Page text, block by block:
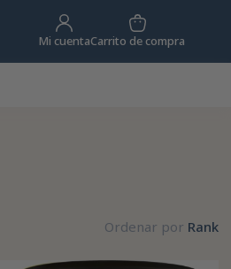
Mi cuentaCarrito de compra
Ordenar por Rank